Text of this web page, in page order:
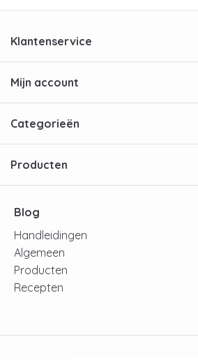
Klantenservice
Mijn account
Categorieën
Producten
Blog
Handleidingen
Algemeen
Producten
Recepten